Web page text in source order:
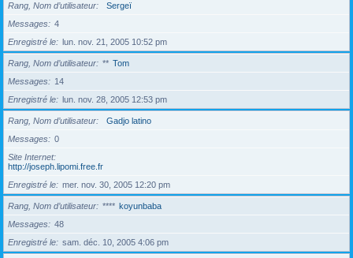
Rang, Nom d’utilisateur
Sergeï
Messages
4
Enregistré le
lun. nov. 21, 2005 10:52 pm
Rang, Nom d’utilisateur ** Tom
Messages
14
Enregistré le
lun. nov. 28, 2005 12:53 pm
Rang, Nom d’utilisateur
Gadjo latino
Messages
0
Site Internet
http://joseph.lipomi.free.fr
Enregistré le
mer. nov. 30, 2005 12:20 pm
Rang, Nom d’utilisateur **** koyunbaba
Messages
48
Enregistré le
sam. déc. 10, 2005 4:06 pm